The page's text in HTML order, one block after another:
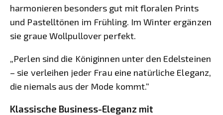
harmonieren besonders gut mit floralen Prints
und Pastelltönen im Frühling. Im Winter ergänzen
sie graue Wollpullover perfekt.
„Perlen sind die Königinnen unter den Edelsteinen
– sie verleihen jeder Frau eine natürliche Eleganz,
die niemals aus der Mode kommt.“
Klassische Business-Eleganz mit